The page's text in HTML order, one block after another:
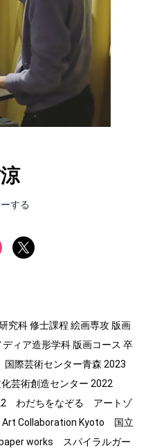
する
究科 修士課程 絵画専攻 版画
ィア造形学科 版画コース 卒
際芸術センター青森 2023
芸術創造センター 2022
わだちをなぞる アートゾ
Collaboration Kyoto 国立
works スパイラルガー